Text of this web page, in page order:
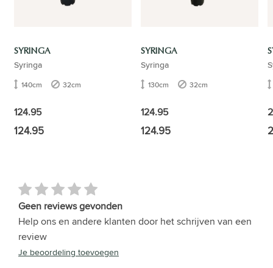
SYRINGA
Syringa
140cm 32cm
124.95
124.95
SYRINGA
Syringa
130cm 32cm
124.95
124.95
Geen reviews gevonden
Help ons en andere klanten door het schrijven van een
review
Je beoordeling toevoegen